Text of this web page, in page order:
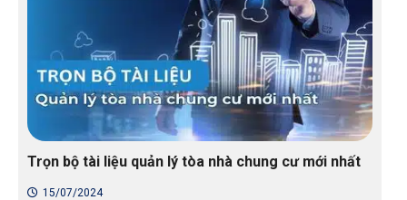
Trọn bộ tài liệu quản lý tòa nhà chung cư mới nhất
15/07/2024